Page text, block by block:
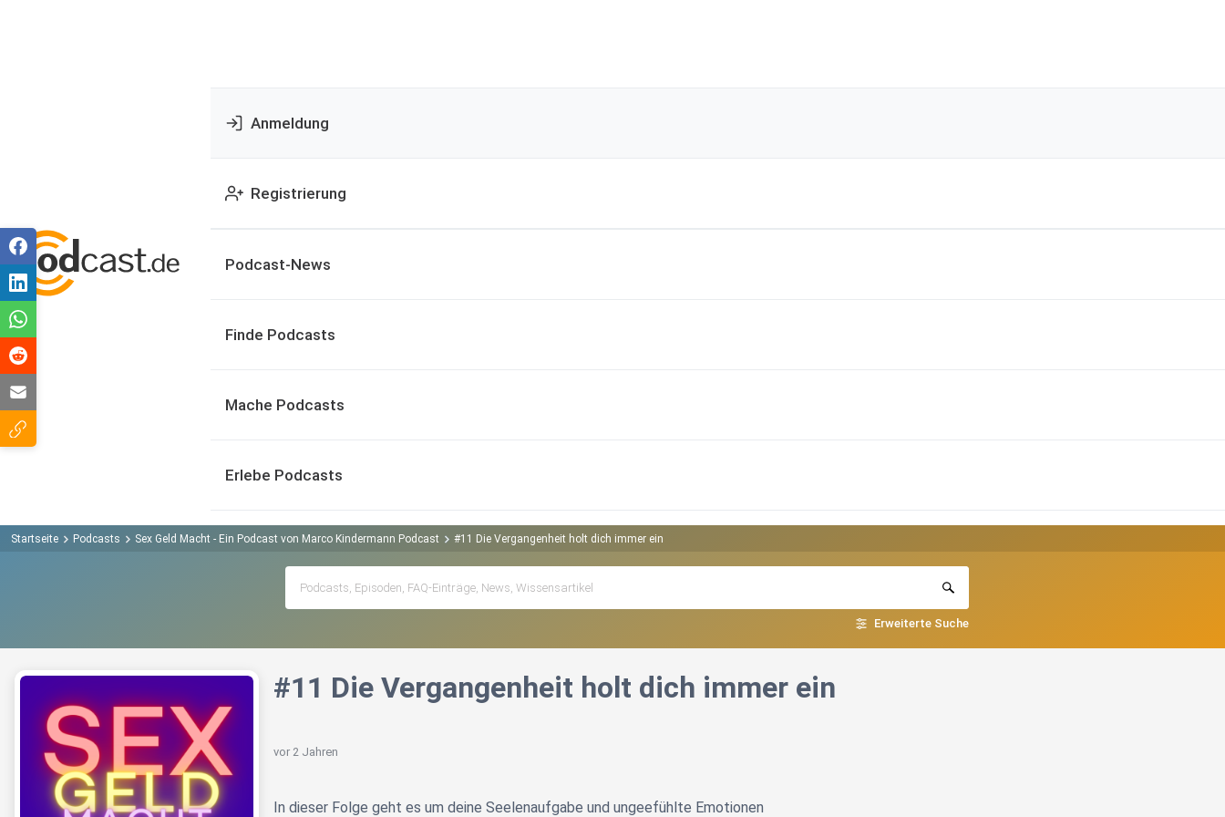
Anmeldung
Registrierung
Podcast-News
Finde Podcasts
Mache Podcasts
Erlebe Podcasts
Startseite Podcasts Sex Geld Macht - Ein Podcast von Marco Kindermann Podcast #11 Die Vergangenheit holt dich immer ein
Erweiterte Suche
#11 Die Vergangenheit holt dich immer ein
vor 2 Jahren
In dieser Folge geht es um deine Seelenaufgabe und ungeefühlte Emotionen